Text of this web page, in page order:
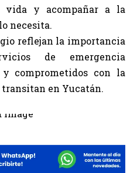
vida y acompañar a la
necesita.
reflejan la importancia
de emergencia
y comprometidos con la
en Yucatán.